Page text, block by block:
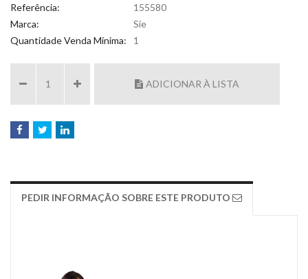
Referência:
155580
Marca:
Sie
Quantidade Venda Mínima:
1
ADICIONAR À LISTA
PEDIR INFORMAÇÃO SOBRE ESTE PRODUTO